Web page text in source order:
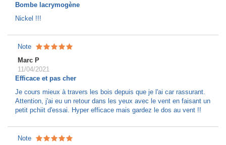
Bombe lacrymogène
Nickel !!!
Note
Marc P
11/04/2021
Efficace et pas cher
Je cours mieux à travers les bois depuis que je l'ai car rassurant.
Attention, j'ai eu un retour dans les yeux avec le vent en faisant un
petit pchiit d'essai. Hyper efficace mais gardez le dos au vent !!
Note